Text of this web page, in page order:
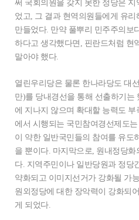
써 국회의원을 갖지 못한 정당은
었고, 그 결과 현역의원들에게 유리
만들었다. 만약 풀뿌리 민주주의보
하다고 생각했다면, 핀란드처럼 현
말아야 했다.
열린우리당은 물론 한나라당도 대
만)를 당내경선을 통해 선출하기는
에 지나지 않으며 확대할 능력도
에서 시행되는 국민참여경선제도
이 약한 일반국민들의 참여를 유도
을 뿐이다. 마지막으로, 원내정당
다. 지역주민이나 일반당원과 정당
약화되고 이미지선거가 강화될 가
원외정당에 대한 장악력이 강화되
게 되었다.